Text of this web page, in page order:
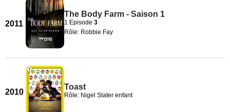
2011
The Body Farm - Saison 1
1 Episode 3
Rôle: Robbie Fay
2010
Toast
Rôle: Nigel Slater enfant